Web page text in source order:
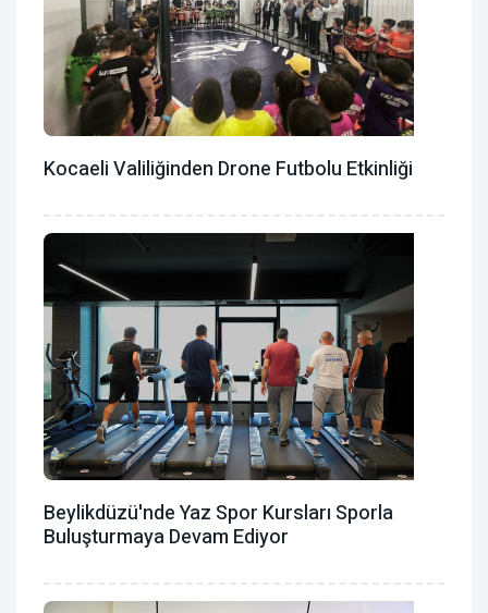
Kocaeli Valiliğinden Drone Futbolu Etkinliği
Beylikdüzü'nde Yaz Spor Kursları Sporla
Buluşturmaya Devam Ediyor